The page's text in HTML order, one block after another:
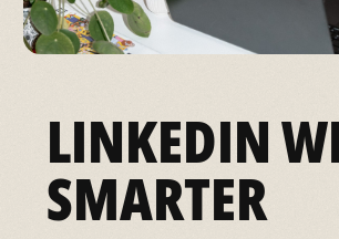
LINKEDIN
SMARTER